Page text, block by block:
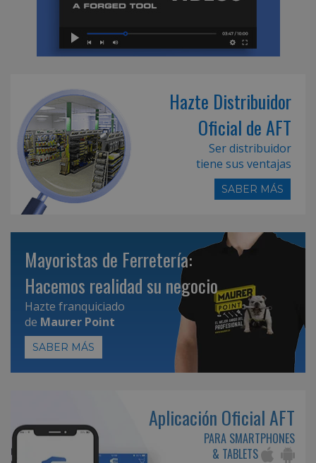
Hazte Distribuidor
Oficial de AFT
Ser distribuidor
tiene sus ventajas
SABER MÁS
Mayoristas de Ferretería:
Hacemos realidad su negocio
Hazte franquiciado
de Maurer Point
SABER MÁS
Aplicación Oficial AFT
PARA SMARTPHONES
& TABLETS